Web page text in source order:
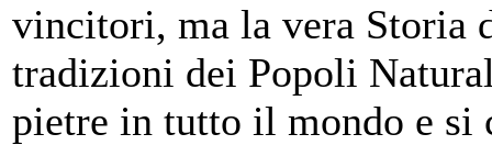
vincitori, ma la vera Storia
tradizioni dei Popoli
pietre in tutto il mondo e si